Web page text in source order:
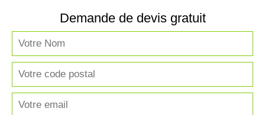
Demande de devis gratuit